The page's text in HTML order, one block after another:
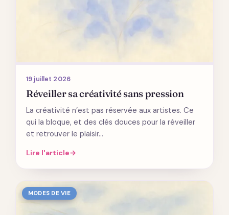
19 juillet 2026
Réveiller sa créativité sans pression
La créativité n’est pas réservée aux artistes. Ce
qui la bloque, et des clés douces pour la réveiller
et retrouver le plaisir…
Lire l'article→
MODES DE VIE